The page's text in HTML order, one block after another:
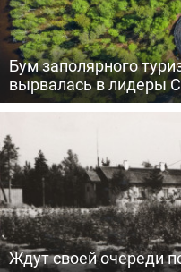
Бум заполярного
вырвалась в лидеры
Ждут своей очереди